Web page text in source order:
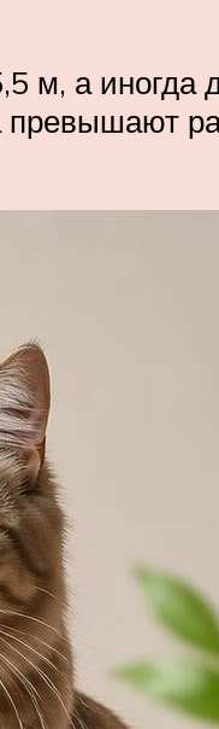
м, а иногда